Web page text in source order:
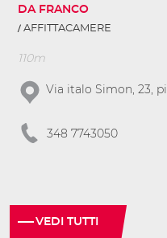
DA FRANCO
AFFITTACAMERE
110m
Via italo Simon, 23,
348 7743050
VEDI TUTTI